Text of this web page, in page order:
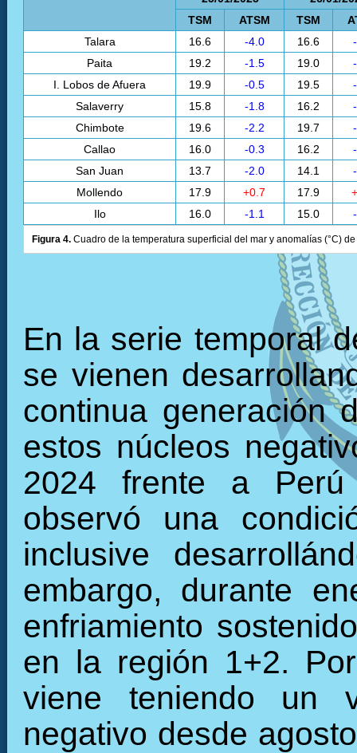
TSM
ATSM TSM
Talara
16.6 -4.0 16.6
Paita
19.2 -1.5 19.0
I. Lobos de Afuera
19.9 -0.5 19.5
Salaverry
15.8 -1.8 16.2
Chimbote
19.6 -2.2 19.7
Callao
16.0 -0.3 16.2
San Juan
13.7 -2.0 14.1
Mollendo
17.9 +0.7 17.9
Ilo
16.0 -1.1 15.0
Figura 4. Cuadro de la temperatura superficial del mar y anomalías (°C)
En la serie temporal
se vienen
continua generación
estos núcleos
2024 frente a Perú
observó una
inclusive
embargo, durante
enfriamiento
en la región 1+2.
viene teniendo un
negativo desde